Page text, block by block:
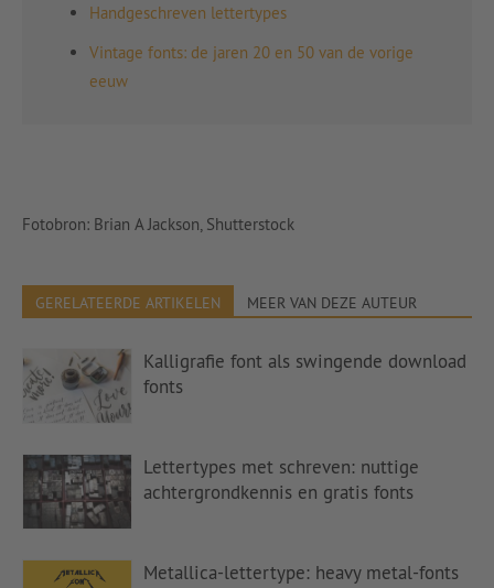
Handgeschreven lettertypes
Vintage fonts: de jaren 20 en 50 van de vorige
eeuw
Fotobron: Brian A Jackson, Shutterstock
GERELATEERDE ARTIKELEN MEER VAN DEZE AUTEUR
Kalligrafie font als swingende download
fonts
Lettertypes met schreven: nuttige
achtergrondkennis en gratis fonts
Metallica-lettertype: heavy metal-fonts